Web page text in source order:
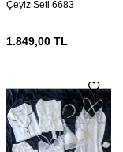
Çeyiz Seti 6683
1.849,00 TL